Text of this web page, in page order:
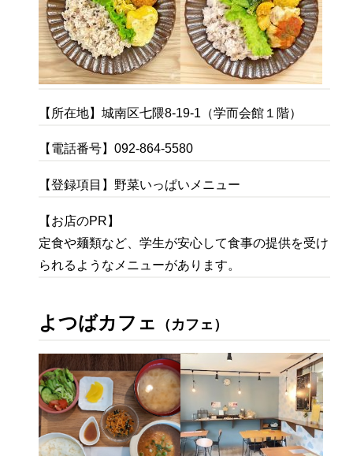
【所在地】城南区七隈8-19-1（学而会館１階）
【電話番号】092-864-5580
【登録項目】野菜いっぱいメニュー
【お店のPR】
定食や麺類など、学生が安心して食事の提供を受け
られるようなメニューがあります。
よつばカフェ （カフェ）